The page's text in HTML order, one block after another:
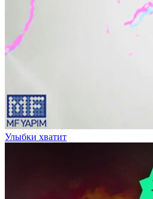
Улыбки хватит